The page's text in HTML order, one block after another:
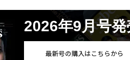
2026年9月号発
最新号の購入はこちらから